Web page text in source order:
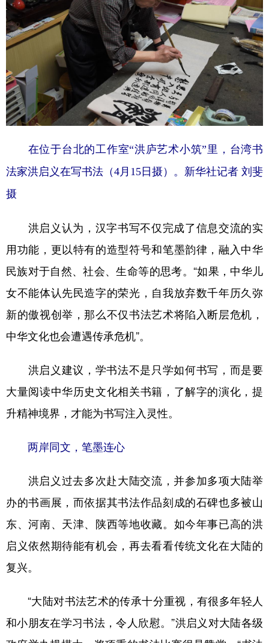
在位于台北的工作室“洪庐艺术小筑”里，台湾书
法家洪启义在写书法（4月15日摄）。新华社记者 刘斐
摄
洪启义认为，汉字书写不仅完成了信息交流的实
用功能，更以特有的造型符号和笔墨韵律，融入中华
民族对于自然、社会、生命等的思考。“如果，中华儿
女不能体认先民造字的荣光，自我放弃数千年历久弥
新的傲视创举，那么不仅书法艺术将陷入断层危机，
中华文化也会遭遇传承危机”。
洪启义建议，学书法不是只学如何书写，而是要
大量阅读中华历史文化相关书籍，了解字的演化，提
升精神境界，才能为书写注入灵性。
两岸同文，笔墨连心
洪启义过去多次赴大陆交流，并参加多项大陆举
办的书画展，而依据其书法作品刻成的石碑也多被山
东、河南、天津、陕西等地收藏。如今年事已高的洪
启义依然期待能有机会，再去看看传统文化在大陆的
复兴。
“大陆对书法艺术的传承十分重视，有很多年轻人
和小朋友在学习书法，令人欣慰。”洪启义对大陆各级